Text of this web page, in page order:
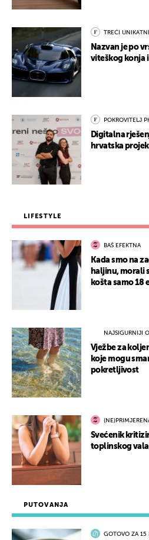
PUTOVANJA
GOTOVO ZA 15
TREĆI
Nazvan je po
viteškog konja
POKROVITELJ
Digitalna
hrvatska
LIFESTYLE
BAŠ EFEKTNA
Kada smo na
haljinu, morali
košta samo 18
NAJSIGURNIJI
Vježbe za
koje mogu
pokretljivost
Svećenik
toplinskog